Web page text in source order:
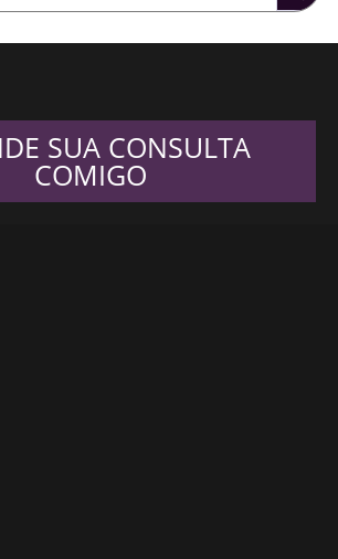
SUA CONSULTA
COMIGO